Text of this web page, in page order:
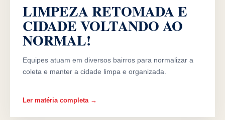
LIMPEZA RETOMADA E
CIDADE VOLTANDO AO
NORMAL!
Equipes atuam em diversos bairros para normalizar a
coleta e manter a cidade limpa e organizada.
Ler matéria completa →